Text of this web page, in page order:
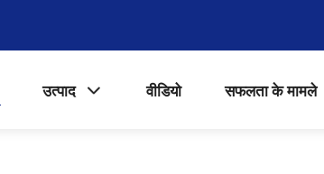
उत्पाद वीडियो सफलता के मामले